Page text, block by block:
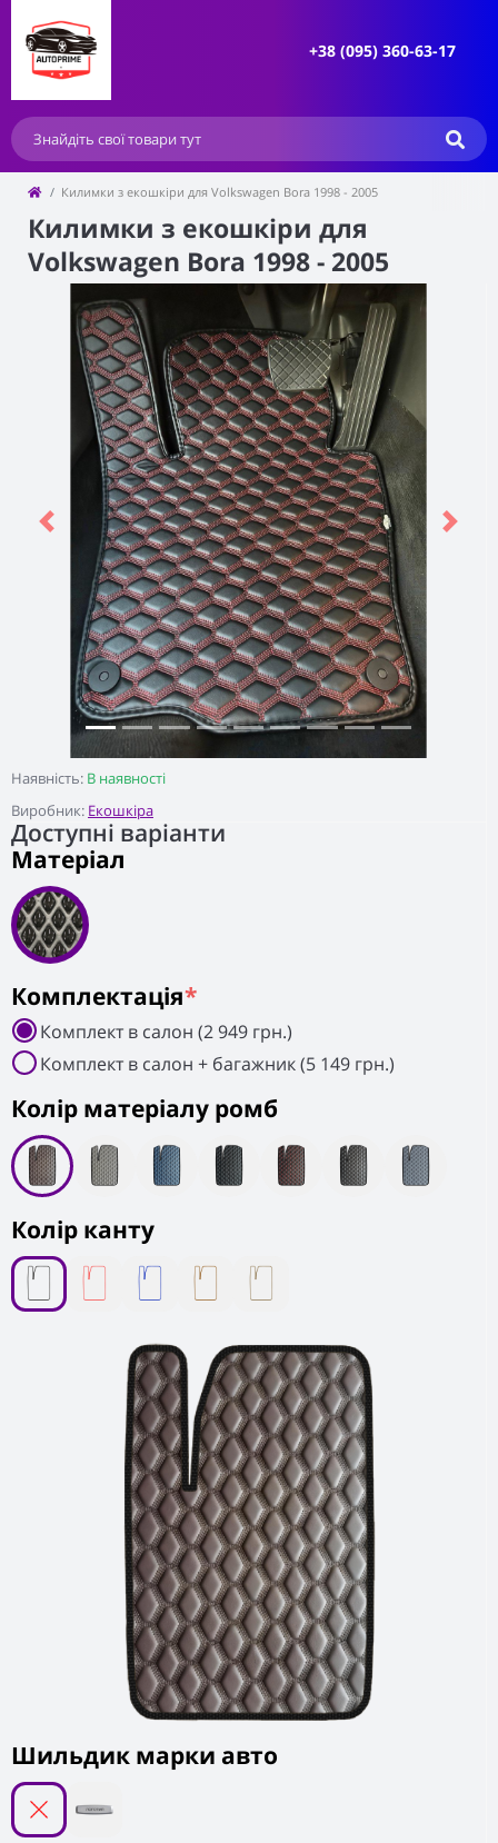
+38 (095) 360-63-17
Килимки з екошкіри для Volkswagen Bora 1998 - 2005
Килимки з екошкіри для
Volkswagen Bora 1998 - 2005
Наявність: В наявності
Виробник: Екошкіра
Previous Next
Доступні варіанти
Матеріал
Колiр матеріалу ромб
Колір канту
Шильдик марки авто
Комплектація*
Комплект в салон (2 949 грн.)
Комплект в салон + багажник (5 149 грн.)